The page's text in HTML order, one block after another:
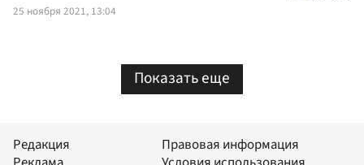
25 ноября 2021, 13:04
Показать еще
Редакция
Правовая информация